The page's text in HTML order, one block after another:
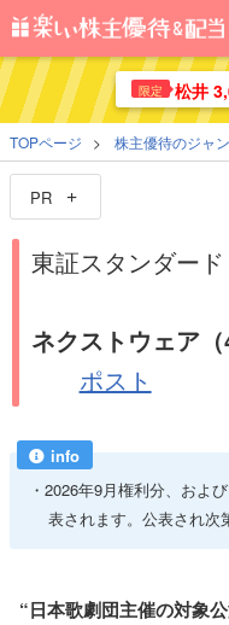
限定 松井
TOPページ 株主優待のジャ
PR
東証スタンダード
ネクストウェア
ポスト
info
2026年9月権利分、およ
表されます。公表され次
“日本歌劇団主催の対象